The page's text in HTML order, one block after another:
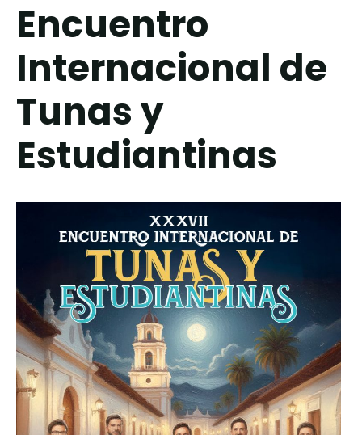
Encuentro
Internacional de
Tunas y
Estudiantinas